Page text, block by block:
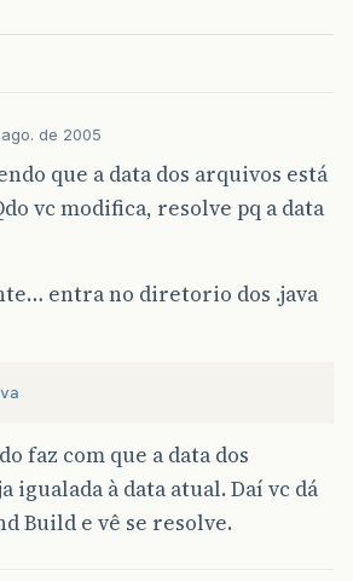
de 2005
que a data dos arquivos está
vc modifica, resolve pq a data
entra no diretorio dos .java
faz com que a data dos
igualada à data atual. Daí vc dá
Build e vê se resolve.